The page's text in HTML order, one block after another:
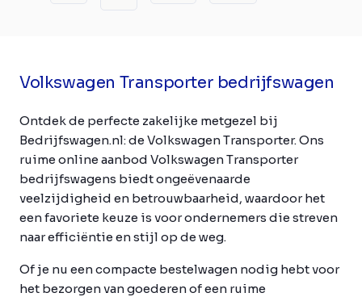
Volkswagen Transporter bedrijfswagen
Ontdek de perfecte zakelijke metgezel bij
Bedrijfswagen.nl: de Volkswagen Transporter. Ons
ruime online aanbod Volkswagen Transporter
bedrijfswagens biedt ongeëvenaarde
veelzijdigheid en betrouwbaarheid, waardoor het
een favoriete keuze is voor ondernemers die streven
naar efficiëntie en stijl op de weg.
Of je nu een compacte bestelwagen nodig hebt voor
het bezorgen van goederen of een ruime